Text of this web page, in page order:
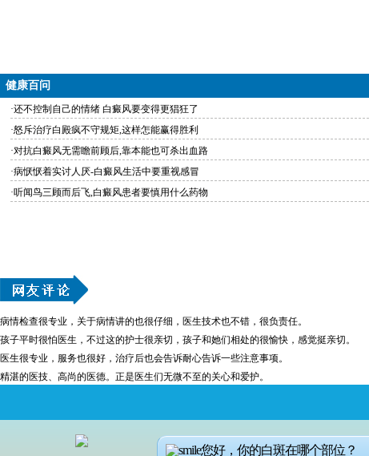
健康百问
·还不控制自己的情绪 白癜风要变得更猖狂了
·怒斥治疗白殿疯不守规矩,这样怎能赢得胜利
·对抗白癜风无需瞻前顾后,靠本能也可杀出血路
·病恹恹着实讨人厌-白癜风生活中要重视感冒
·听闻鸟三顾而后飞,白癜风患者要慎用什么药物
病情检查很专业，关于病情讲的也很仔细，医生技术也不错，很负责任。
孩子平时很怕医生，不过这的护士很亲切，孩子和她们相处的很愉快，感觉挺亲切。
医生很专业，服务也很好，治疗后也会告诉耐心告诉一些注意事项。
精湛的医技、高尚的医德。正是医生们无微不至的关心和爱护。
您好，你的白斑在哪个部位？